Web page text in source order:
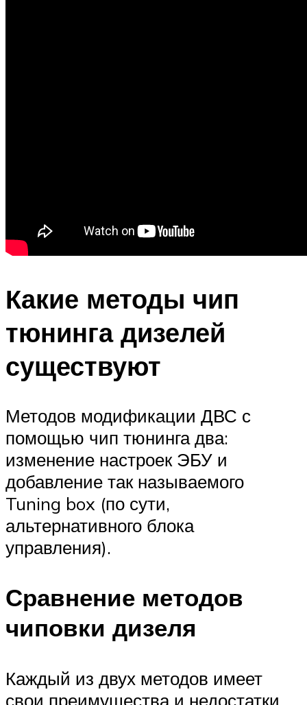
Какие методы чип
тюнинга дизелей
существуют
Методов модификации ДВС с
помощью чип тюнинга два:
изменение настроек ЭБУ и
добавление так называемого
Tuning box (по сути,
альтернативного блока
управления).
Сравнение методов
чиповки дизеля
Каждый из двух методов имеет
свои преимущества и недостатки.